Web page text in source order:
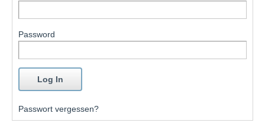
Password
Passwort vergessen?